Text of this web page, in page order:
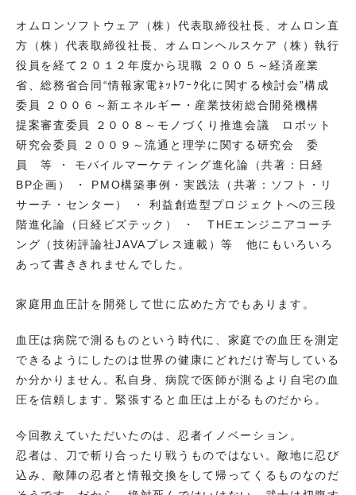
オムロンソフトウェア（株）代表取締役社長、オムロン直
方（株）代表取締役社長、オムロンヘルスケア（株）執行
役員を経て２０１２年度から現職 ２００５～経済産業
省、総務省合同“情報家電ﾈｯﾄﾜｰｸ化に関する検討会”構成
委員 ２００６～新エネルギー・産業技術総合開発機構
提案審査委員 ２００８～モノづくり推進会議 ロボット
研究会委員 ２００９～流通と理学に関する研究会 委
員 等 ・ モバイルマーケティング進化論（共著：日経
BP企画） ・ PMO構築事例・実践法（共著：ソフト・リ
サーチ・センター） ・ 利益創造型プロジェクトへの三段
階進化論（日経ビズテック） ・ THEエンジニアコーチ
ング（技術評論社JAVAプレス連載）等 他にもいろいろ
あって書ききれませんでした。
家庭用血圧計を開発して世に広めた方でもあります。
血圧は病院で測るものという時代に、家庭での血圧を測定
できるようにしたのは世界の健康にどれだけ寄与している
か分かりません。私自身、病院で医師が測るより自宅の血
圧を信頼します。緊張すると血圧は上がるものだから。
今回教えていただいたのは、忍者イノベーション。
忍者は、刀で斬り合ったり戦うものではない。敵地に忍び
込み、敵陣の忍者と情報交換をして帰ってくるものなのだ